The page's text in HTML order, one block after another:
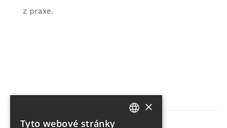
z praxe.
×
Tyto webové stránky